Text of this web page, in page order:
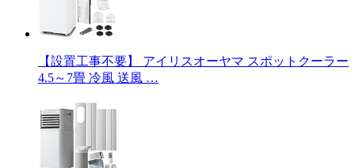
【設置工事不要】 アイリスオーヤマ スポットクーラー
4.5～7畳 冷風 送風 …